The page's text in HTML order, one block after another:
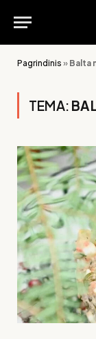
Pagrindinis » Balta
TEMA: